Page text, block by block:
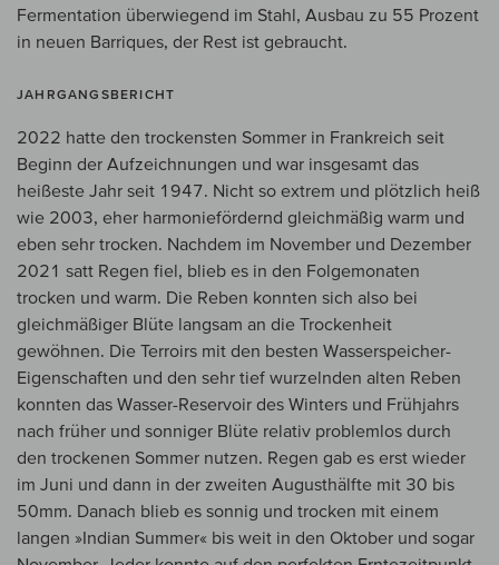
Fermentation überwiegend im Stahl, Ausbau zu 55 Prozent
in neuen Barriques, der Rest ist gebraucht.
JAHRGANGSBERICHT
2022 hatte den trockensten Sommer in Frankreich seit
Beginn der Aufzeichnungen und war insgesamt das
heißeste Jahr seit 1947. Nicht so extrem und plötzlich heiß
wie 2003, eher harmoniefördernd gleichmäßig warm und
eben sehr trocken. Nachdem im November und Dezember
2021 satt Regen fiel, blieb es in den Folgemonaten
trocken und warm. Die Reben konnten sich also bei
gleichmäßiger Blüte langsam an die Trockenheit
gewöhnen. Die Terroirs mit den besten Wasserspeicher-
Eigenschaften und den sehr tief wurzelnden alten Reben
konnten das Wasser-Reservoir des Winters und Frühjahrs
nach früher und sonniger Blüte relativ problemlos durch
den trockenen Sommer nutzen. Regen gab es erst wieder
im Juni und dann in der zweiten Augusthälfte mit 30 bis
50mm. Danach blieb es sonnig und trocken mit einem
langen »Indian Summer« bis weit in den Oktober und sogar